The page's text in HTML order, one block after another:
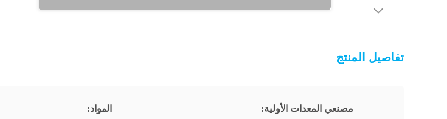
تفاصيل المنتج
مصنعي المعدات الأولية: المواد: